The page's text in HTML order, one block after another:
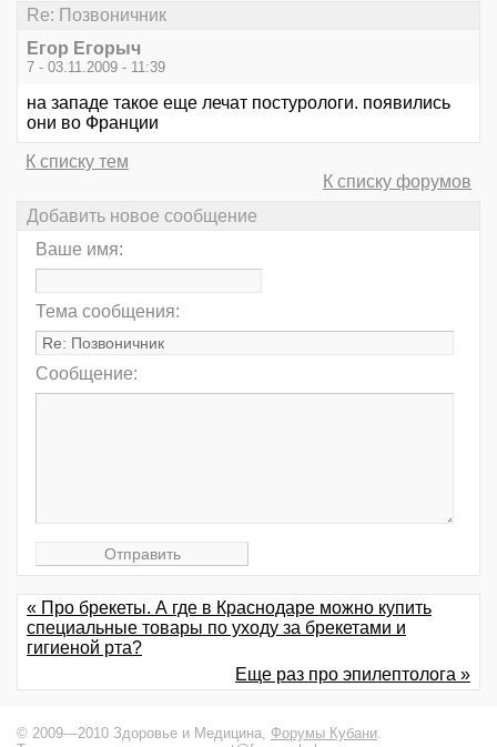
Re: Позвоничник
Егор Егорыч
7 - 03.11.2009 - 11:39
на западе такое еще лечат постурологи. появились
они во Франции
К списку тем
К списку форумов
Добавить новое сообщение
Ваше имя:
Тема сообщения:
Сообщение:
« Про брекеты. А где в Краснодаре можно купить
специальные товары по уходу за брекетами и
гигиеной рта?
Еще раз про эпилептолога »
© 2009—2010 Здоровье и Медицина, Форумы Кубани